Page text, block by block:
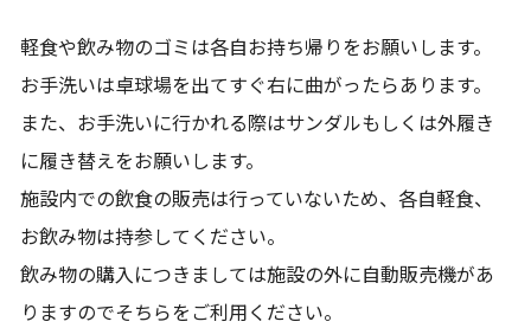
軽食や飲み物のゴミは各自お持ち帰りをお願いします。
お手洗いは卓球場を出てすぐ右に曲がったらあります。
また、お手洗いに行かれる際はサンダルもしくは外履き
に履き替えをお願いします。
施設内での飲食の販売は行っていないため、各自軽食、
お飲み物は持参してください。
飲み物の購入につきましては施設の外に自動販売機があ
りますのでそちらをご利用ください。